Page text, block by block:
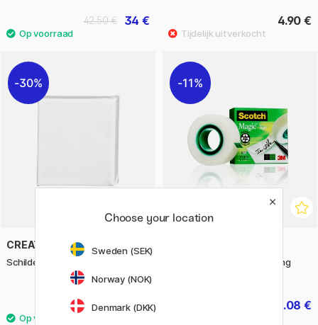
34 €
42.50 € 4.90 €
30%
CREATIV COMPANY
Schilderdoek Katoen 10x10 cm
1.82 €
2.60 €
11%
Scotch Magic tape navulling
6.08 €
Choose your location
Sweden (SEK)
Norway (NOK)
Denmark (DKK)